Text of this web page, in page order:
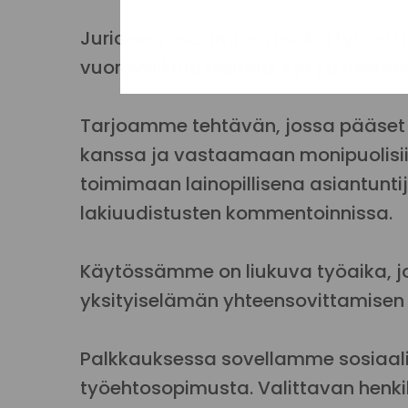
Juridisen osaamisen lisäksi
vuorovaikutustaitoja, kykyä
Tarjoamme tehtävän, jossa
kanssa ja vastaamaan
toimimaan lainopillisena
lakiuudistusten kommentoinnissa.
Käytössämme on liukuva
yksityiselämän
Palkkauksessa sovellamme
työehtosopimusta. Valittavan